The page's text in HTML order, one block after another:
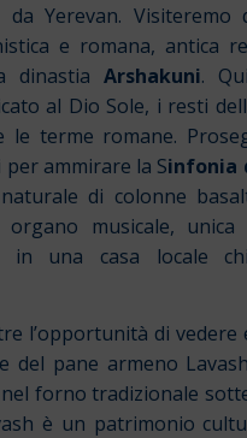
da Yerevan. Visiteremo
e romana, antica
dinastia Arshakuni.
al Dio Sole, i resti
le terme romane.
per ammirare la Sinfonia
di colonne
musicale, unica
in una casa locale
l’opportunità di vedere
del pane armeno
forno tradizionale
è un patrimonio